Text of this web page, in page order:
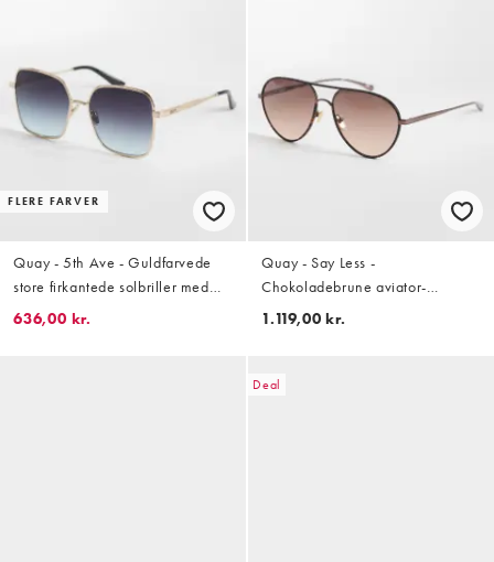
FLERE FARVER
Quay - 5th Ave - Guldfarvede
store firkantede solbriller med
metalstel og blå glas
636,00 kr.
Quay - Say Less -
Chokoladebrune aviator-
solbriller i metal med mørkt
1.119,00 kr.
Deal